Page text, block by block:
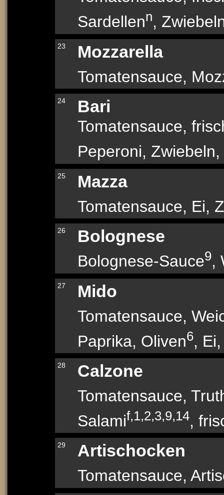
Sardellenn,
23 Mozzarella
Tomatensauce,
24 Bari
Tomatensauce,
Peperoni,
25 Mazza
Tomatensauce, Ei,
26 Bolognese
Bolognese-Sauce9,
27 Mido
Tomatensauce,
Paprika, Oliven6,
28 Calzone
Tomatensauce,
Salamif,1,2,3,9,14,
29 Artischocken
Tomatensauce,